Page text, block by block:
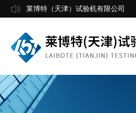
莱博特（天津）试验机有限公司